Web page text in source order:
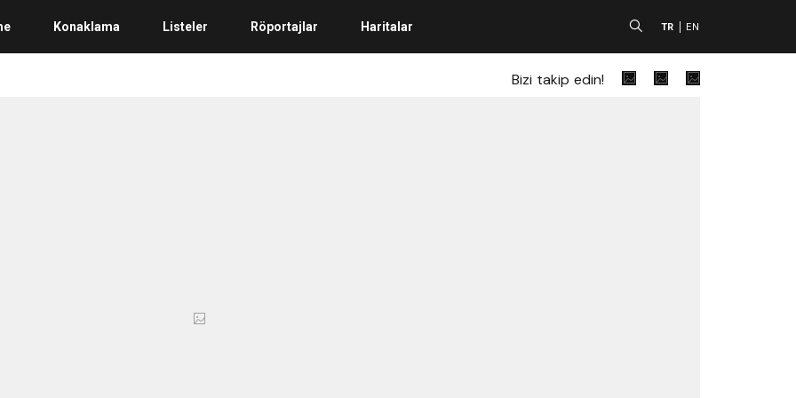
Konaklama Listeler Röportajlar Haritalar A TR EN
Bizi takip edin!